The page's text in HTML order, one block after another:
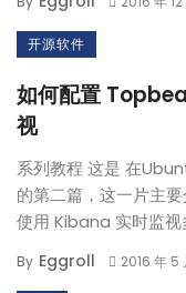
开源软件
如何配置
视
系列教程 这是 在
的第二篇，这一片主
使用 Kibana 实时监视
By Eggroll 2016 年 5